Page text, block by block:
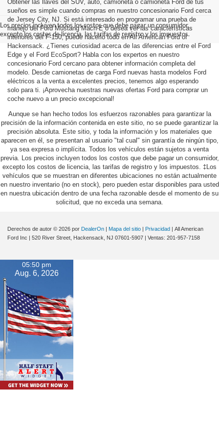
Los precios incluyen todos los costos que debe pagar un consumidor,
excepto los costos de licencia, las tarifas de registro y los impuestos.
Obtener las llaves del SUV, auto, camioneta o camioneta Ford de tus
sueños es simple cuando compras en nuestro concesionario Ford cerca
de Jersey City, NJ. Si está interesado en programar una prueba de
manejo del Ford Mustang Mach-E o desea ver las características
interiores del F-150, puede hacerlo todo en All American Ford of
Hackensack. ¿Tienes curiosidad acerca de las diferencias entre el Ford
Edge y el Ford EcoSport? Habla con los expertos en nuestro
concesionario Ford cercano para obtener información completa del
modelo. Desde camionetas de carga Ford nuevas hasta modelos Ford
eléctricos a la venta a excelentes precios, tenemos algo esperando
solo para ti. ¡Aprovecha nuestras nuevas ofertas Ford para comprar un
coche nuevo a un precio excepcional!
Aunque se han hecho todos los esfuerzos razonables para garantizar la
precisión de la información contenida en este sitio, no se puede garantizar la
precisión absoluta. Este sitio, y toda la información y los materiales que
aparecen en él, se presentan al usuario "tal cual" sin garantía de ningún tipo,
ya sea expresa o implícita. Todos los vehículos están sujetos a venta
previa. Los precios incluyen todos los costos que debe pagar un consumidor,
excepto los costos de licencia, las tarifas de registro y los impuestos. ‡Los
vehículos que se muestran en diferentes ubicaciones no están actualmente
en nuestro inventario (no en stock), pero pueden estar disponibles para usted
en nuestra ubicación dentro de una fecha razonable desde el momento de su
solicitud, que no exceda una semana.
Derechos de autor © 2026 por DealerOn | Mapa del sitio | Privacidad | All American
Ford Inc | 520 River Street, Hackensack, NJ 07601-5907 | Ventas: 201-957-7158
05:50 pm
Aug. 6, 2026